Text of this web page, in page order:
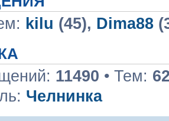
kilu (45), Dima88
11490 • Тем:
Челнинка